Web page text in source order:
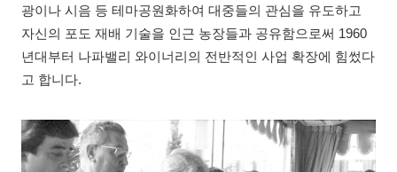
광이나 시음 등 테마공원화하여 대중들의 관심을 유도하고
자신의 포도 재배 기술을 인근 농장들과 공유함으로써 1960
년대부터 나파밸리 와이너리의 전반적인 사업 확장에 힘썼다
고 합니다.